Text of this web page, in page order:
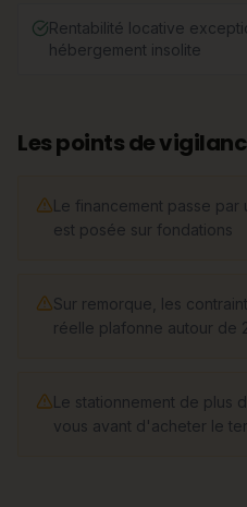
Rentabilité locative
hébergement insolite
Les points de
Le financement passe
est posée sur fondations
Sur remorque, les
réelle plafonne autour de
Le stationnement de plus
vous avant d'acheter le